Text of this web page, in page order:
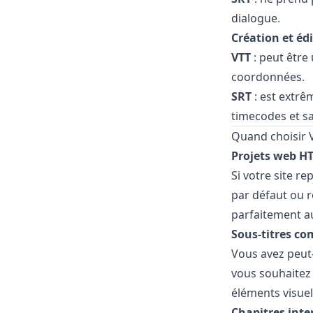
dialogue.
Création et
VTT: peut être
coordonnées.
SRT: est
timecodes et
Quand choisir
Projets web
Si votre site
par défaut ou
parfaitement
Sous-titres
Vous avez
vous
éléments